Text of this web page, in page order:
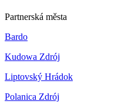
Partnerská města
Bardo
Kudowa Zdrój
Liptovský Hrádok
Polanica Zdrój